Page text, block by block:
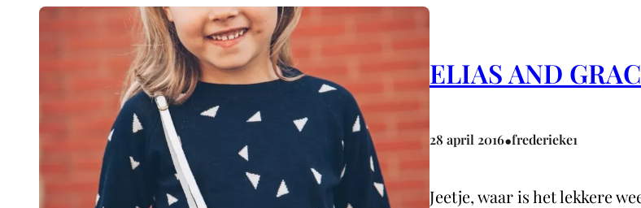
ELIAS AND
28 april 2016•frederieke1
Jeetje, waar is het lekkere